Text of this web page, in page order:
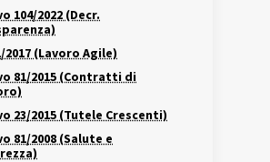
104/2022 (Decr.
2017 (Lavoro Agile)
81/2015 (Contratti di
23/2015 (Tutele Crescenti)
81/2008 (Salute e